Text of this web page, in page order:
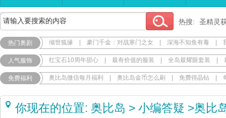
热搜: 圣精灵
热门奥剧 倾世狐缘 豪门千金：对战寒门之女 深海不知鱼有毒
人气服饰 红宝石10周年甜心 最有价值的服装 全岛最耀眼套装
免费福利 奥比岛微信每月福利 奥比岛金币怎么刷 免费得晶钻
你现在的位置: 奥比岛 > 小编答疑 >奥比